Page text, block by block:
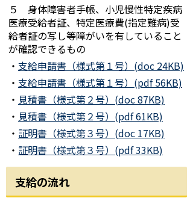
５ 身体障害者手帳、小児慢性特定疾病
医療受給者証、特定医療費(指定難病)受
給者証の写し等障がいを有していること
が確認できるもの
・ 支給申請書（様式第１号）(doc 24KB)
・ 支給申請書（様式第１号）(pdf 56KB)
・ 見積書（様式第２号）(doc 87KB)
・ 見積書（様式第２号）(pdf 61KB)
・ 証明書（様式第３号）(doc 17KB)
・ 証明書（様式第３号）(pdf 33KB)
支給の流れ